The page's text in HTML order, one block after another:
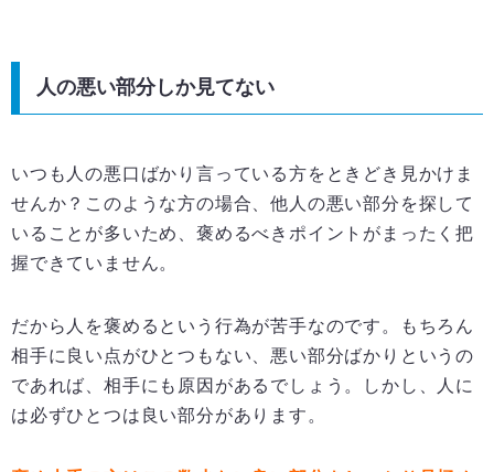
人の悪い部分しか見てない
いつも人の悪口ばかり言っている方をときどき見かけま
せんか？このような方の場合、他人の悪い部分を探して
いることが多いため、褒めるべきポイントがまったく把
握できていません。
だから人を褒めるという行為が苦手なのです。もちろん
相手に良い点がひとつもない、悪い部分ばかりというの
であれば、相手にも原因があるでしょう。しかし、人に
は必ずひとつは良い部分があります。